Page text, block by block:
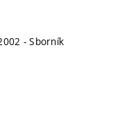
- Sborník